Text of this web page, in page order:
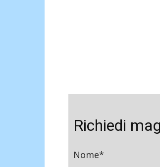
Richiedi
Nome*